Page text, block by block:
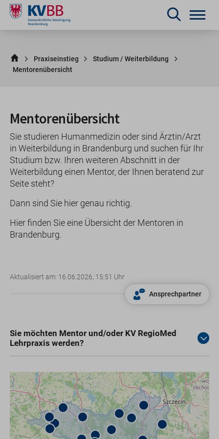
Praxiseinstieg
Studium / Weiterbildung
Mentorenübersicht
Mentorenübersicht
Sie studieren Humanmedizin oder sind Ärztin/Arzt
in Weiterbildung in Brandenburg und suchen für Ihr
Studium bzw. Ihren weiteren Abschnitt in der
Weiterbildung einen Mentor, der Ihnen beratend zur
Seite steht?
Dann sind Sie hier genau richtig.
Hier finden Sie eine Übersicht der Mentoren in
Brandenburg.
Aktualisiert am: 16.06.2026, 15:51 Uhr
Ansprechpartner
Sie möchten Mentor und/oder KV RegioMed
Lehrpraxis werden?